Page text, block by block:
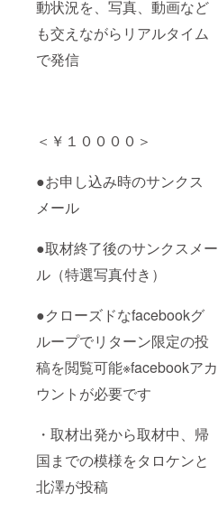
動状況を、写真、動画など
も交えながらリアルタイム
で発信
＜￥１００００＞
●お申し込み時のサンクス
メール
●取材終了後のサンクスメー
ル（特選写真付き）
●クローズドなfacebookグ
ループでリターン限定の投
稿を閲覧可能※facebookアカ
ウントが必要です
・取材出発から取材中、帰
国までの模様をタロケンと
北澤が投稿